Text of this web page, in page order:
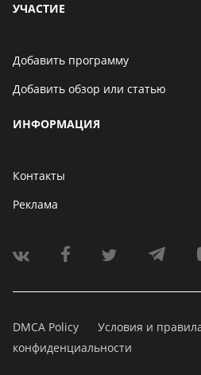
УЧАСТИЕ
Добавить программу
Добавить обзор или статью
ИНФОРМАЦИЯ
Контакты
Реклама
DMCA Policy Условия и
конфиденциальности